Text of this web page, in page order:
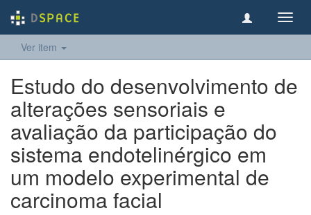
Ver item
Estudo do desenvolvimento de
alterações sensoriais e
avaliação da participação do
sistema endotelinérgico em
um modelo experimental de
carcinoma facial